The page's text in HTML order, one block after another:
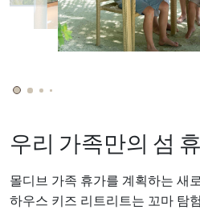
우리 가족만의 섬
몰디브 가족 휴가를 계획하는 새
하우스 키즈 리트리트는 꼬마 탐